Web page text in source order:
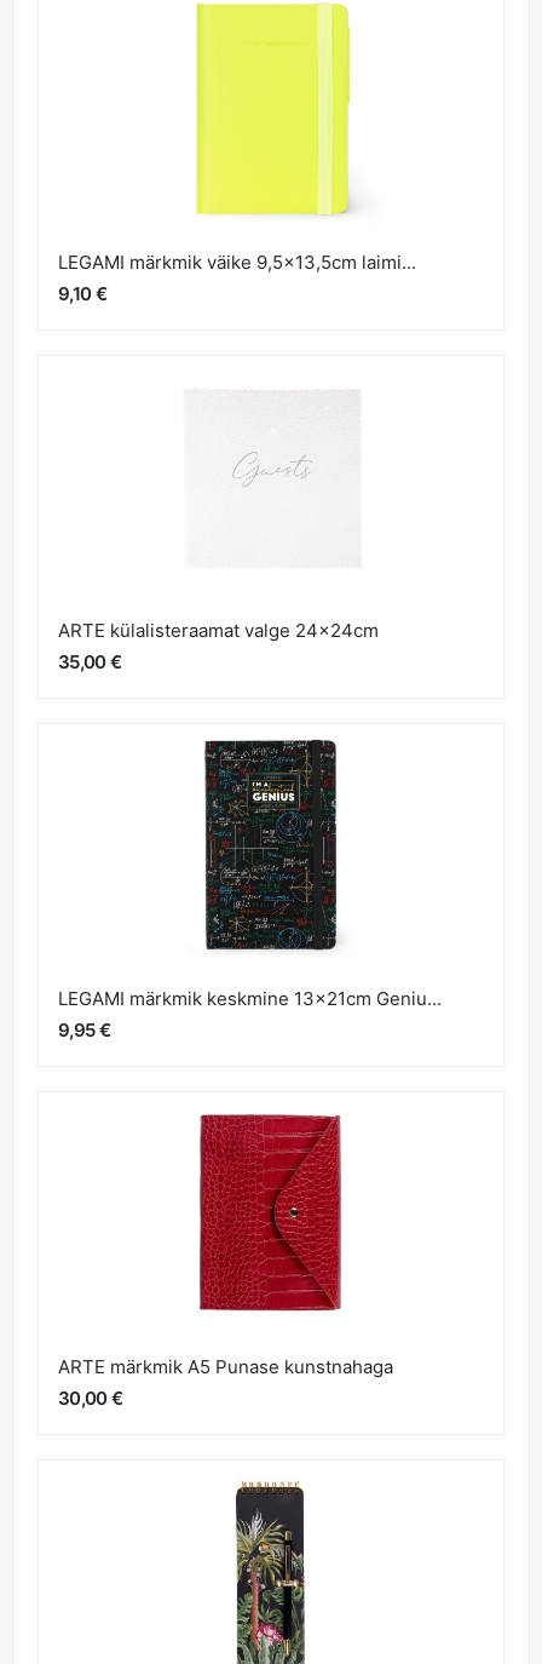
LEGAMI märkmik väike 9,5x13,5cm laimi...
9,10 €
ARTE külalisteraamat valge 24x24cm
35,00 €
LEGAMI märkmik keskmine 13x21cm Geniu...
9,95 €
ARTE märkmik A5 Punase kunstnahaga
30,00 €